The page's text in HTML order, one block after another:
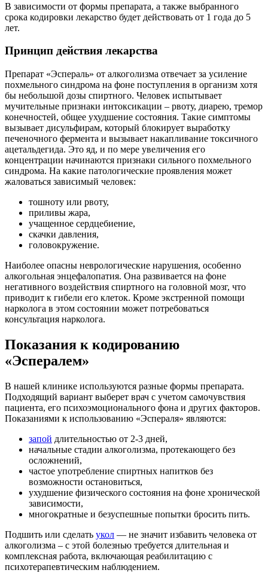
В зависимости от формы препарата, а также выбранного
срока кодировки лекарство будет действовать от 1 года до 5
лет.
Принцип действия лекарства
Препарат «Эспераль» от алкоголизма отвечает за усиление
похмельного синдрома на фоне поступления в организм хотя
бы небольшой дозы спиртного. Человек испытывает
мучительные признаки интоксикации – рвоту, диарею, тремор
конечностей, общее ухудшение состояния. Такие симптомы
вызывает дисульфирам, который блокирует выработку
печеночного фермента и вызывает накапливание токсичного
ацетальдегида. Это яд, и по мере увеличения его
концентрации начинаются признаки сильного похмельного
синдрома. На какие патологические проявления может
жаловаться зависимый человек:
тошноту или рвоту,
приливы жара,
учащенное сердцебиение,
скачки давления,
головокружение.
Наиболее опасны неврологические нарушения, особенно
алкогольная энцефалопатия. Она развивается на фоне
негативного воздействия спиртного на головной мозг, что
приводит к гибели его клеток. Кроме экстренной помощи
нарколога в этом состоянии может потребоваться
консультация нарколога.
Показания к кодированию
«Эспералем»
В нашей клинике используются разные формы препарата.
Подходящий вариант выберет врач с учетом самочувствия
пациента, его психоэмоционального фона и других факторов.
Показаниями к использованию «Эспераля» являются:
запой длительностью от 2-3 дней,
начальные стадии алкоголизма, протекающего без
осложнений,
частое употребление спиртных напитков без
возможности остановиться,
ухудшение физического состояния на фоне хронической
зависимости,
многократные и безуспешные попытки бросить пить.
Подшить или сделать укол — не значит избавить человека от
алкоголизма – с этой болезнью требуется длительная и
комплексная работа, включающая реабилитацию с
психотерапевтическим наблюдением.